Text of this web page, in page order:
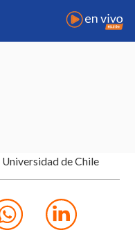
Universidad de Chile